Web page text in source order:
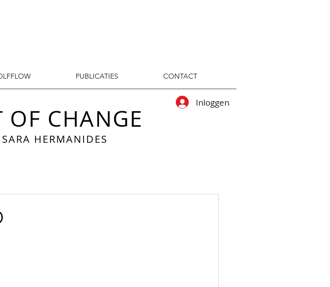
PUBLICATIES CONTACT
OF CHANGE
Inloggen
SARA HERMANIDES